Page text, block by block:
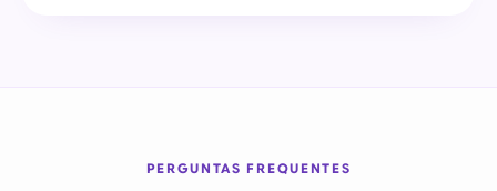
PERGUNTAS FREQUENTES